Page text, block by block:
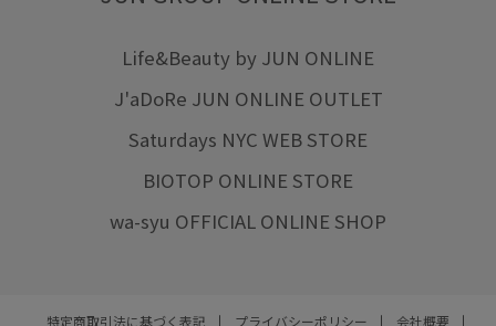
Life&Beauty by JUN ONLINE
J'aDoRe JUN ONLINE OUTLET
Saturdays NYC WEB STORE
BIOTOP ONLINE STORE
wa-syu OFFICIAL ONLINE SHOP
特定商取引法に基づく表記 プライバシーポリシー 会社概要